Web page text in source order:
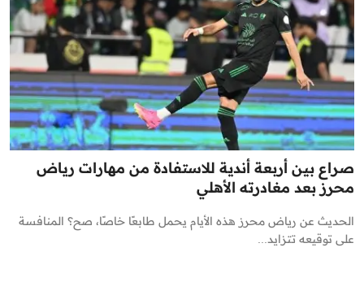
صراع بين أربعة أندية للاستفادة من مهارات رياض
محرز بعد مغادرته الأهلي
الحديث عن رياض محرز هذه الأيام يحمل طابعًا خاصًا، صح؟ المنافسة
على توقيعه تتزايد...